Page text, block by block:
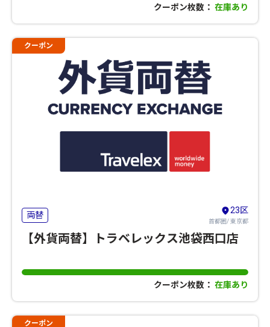
クーポン枚数： 在庫あり
クーポン
両替 23区
首都圏/ 東京都
【外貨両替】トラベレックス池袋西口店
クーポン枚数： 在庫あり
クーポン